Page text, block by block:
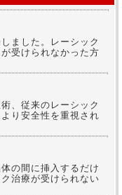
ました。レーシック
受けられなかった方
、従来のレーシック
り安全性を重視され
の間に挿入するだけ
治療が受けられない